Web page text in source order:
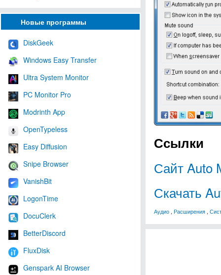
Новые программы
DiskGeek
Windows Easy Transfer
Ultra System Monitor
PC Monitor Pro
Modrinth App
OpenTypeless
Easy Diffusion
Snipe Browser
VanishBit
LogonTime
DocuClerk
BetterDiscord
FluxDisk
Genspark AI Browser
Ссылки
Сайт Auto
Скачать
Аудио , Расширения ,